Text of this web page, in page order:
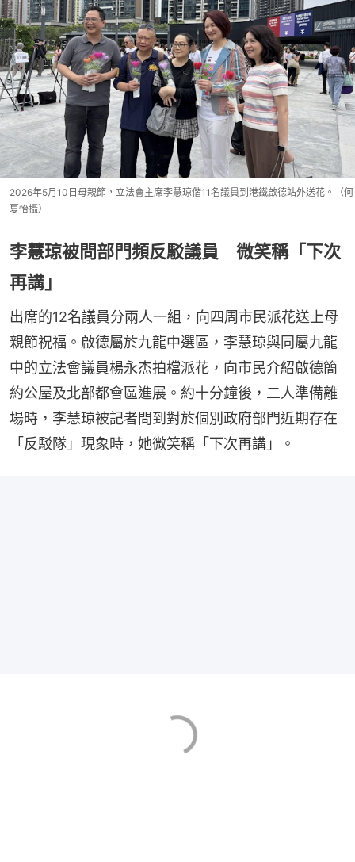
2026年5月10日母親節，立法會主席李慧琼偕11名議員到港鐵啟德站外送花。（何
夏怡攝）
李慧琼被問部門頻反駁議員 微笑稱「下次
再講」
出席的12名議員分兩人一組，向四周市民派花送上母
親節祝福。啟德屬於九龍中選區，李慧琼與同屬九龍
中的立法會議員楊永杰拍檔派花，向市民介紹啟德簡
約公屋及北部都會區進展。約十分鐘後，二人準備離
場時，李慧琼被記者問到對於個別政府部門近期存在
「反駁隊」現象時，她微笑稱「下次再講」。